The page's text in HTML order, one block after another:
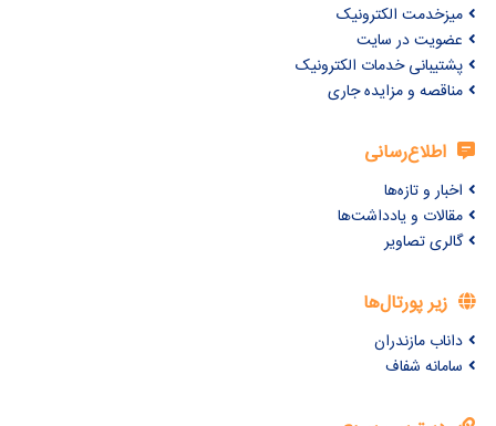
میزخدمت الکترونیک
عضویت در سایت
پشتیبانی خدمات الکترونیک
مناقصه و مزایده جاری
اطلاع‌رسانی
اخبار و تازه‌ها
مقالات و یادداشت‌ها
گالری تصاویر
زیر پورتال‌ها
داناب مازندران
سامانه شفاف